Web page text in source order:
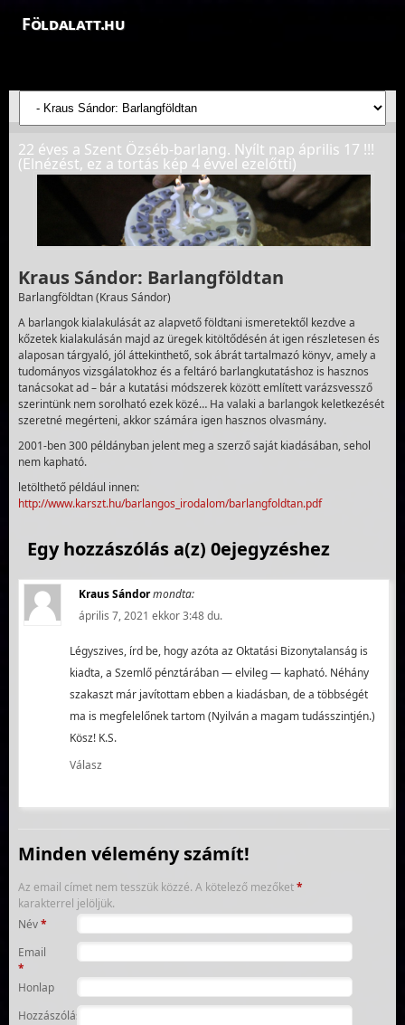
Földalatt.hu
Felfedezések a föld alatt - feltáró barlangkutatások
22 éves a Szent Özséb-barlang. Nyílt nap április 17 !!!
(Elnézést, ez a tortás kép 4 évvel ezelőtti)
Kraus Sándor: Barlangföldtan
Barlangföldtan (Kraus Sándor)
A barlangok kialakulását az alapvető földtani ismeretektől kezdve a
kőzetek kialakulásán majd az üregek kitöltődésén át igen részletesen és
alaposan tárgyaló, jól áttekinthető, sok ábrát tartalmazó könyv, amely a
tudományos vizsgálatokhoz és a feltáró barlangkutatáshoz is hasznos
tanácsokat ad – bár a kutatási módszerek között említett varázsvessző
szerintünk nem sorolható ezek közé… Ha valaki a barlangok keletkezését
szeretné megérteni, akkor számára igen hasznos olvasmány.
2001-ben 300 példányban jelent meg a szerző saját kiadásában, sehol
nem kapható.
letölthető például innen:
http://www.karszt.hu/barlangos_irodalom/barlangfoldtan.pdf
Egy hozzászólás a(z) 0ejegyzéshez
Kraus Sándormondta:
április 7, 2021 ekkor 3:48 du.
Légyszives, írd be, hogy azóta az Oktatási Bizonytalanság is
kiadta, a Szemlő pénztárában — elvileg — kapható. Néhány
szakaszt már javítottam ebben a kiadásban, de a többségét
ma is megfelelőnek tartom (Nyilván a magam tudásszintjén.)
Kösz! K.S.
Válasz
Minden vélemény számít!
Az email címet nem tesszük közzé. A kötelező mezőket*
karakterrel jelöljük.
Név*
Email
*
Honlap
Hozzászólás